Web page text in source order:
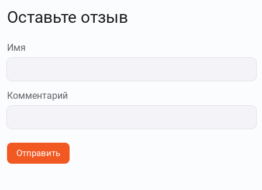
Оставьте отзыв
Имя
Комментарий
Отправить